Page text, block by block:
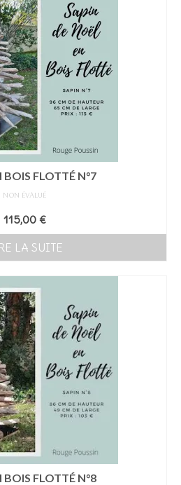
BOIS FLOTTÉ N°7
NON ÉVALUÉ
115,00 €
LA SUITE
BOIS FLOTTÉ N°8